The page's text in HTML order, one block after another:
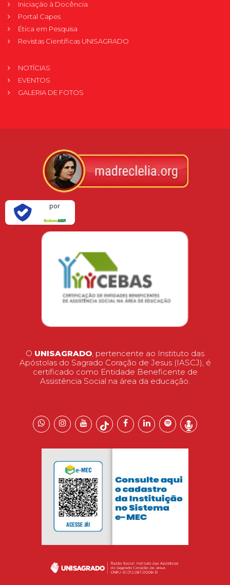
Iniciação à Docência
Portal Capes
Ética em Pesquisa
Revistas Científicas UNISAGRADO
NOTÍCIAS
EVENTOS
GALERIA DE FOTOS
por
O UNISAGRADO , pertencente ao Instituto das
Apóstolas do Sagrado Coração de Jesus (IASCJ), é
certificado como Entidade Beneficente de
Assistência Social na área da educação.